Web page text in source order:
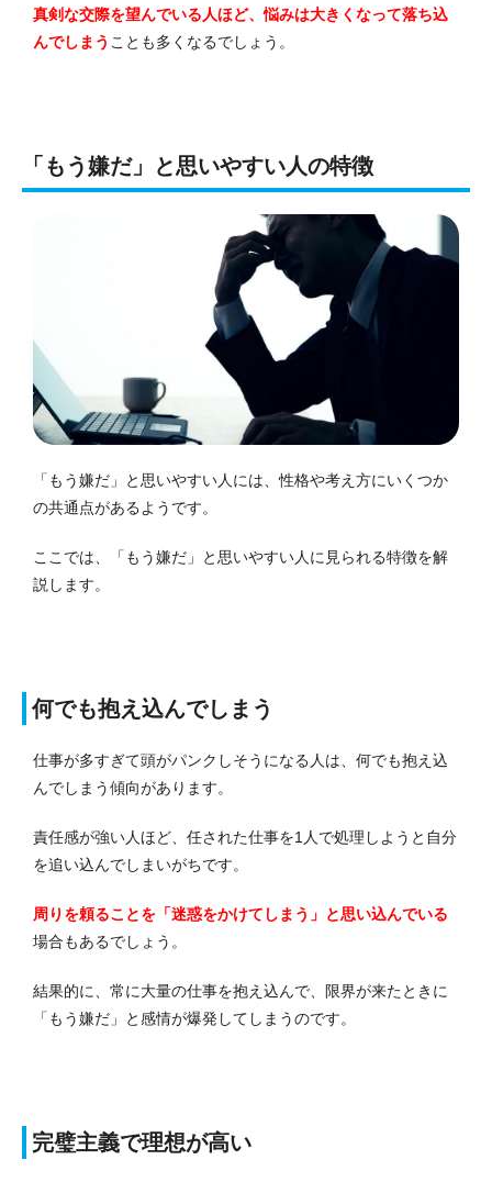
真剣な交際を望んでいる人ほど、悩みは大きくなって落ち込
んでしまう ことも多くなるでしょう。
「もう嫌だ」と思いやすい人の特徴
「もう嫌だ」と思いやすい人には、性格や考え方にいくつか
の共通点があるようです。
ここでは、「もう嫌だ」と思いやすい人に見られる特徴を解
説します。
何でも抱え込んでしまう
仕事が多すぎて頭がパンクしそうになる人は、何でも抱え込
んでしまう傾向があります。
責任感が強い人ほど、任された仕事を1人で処理しようと自分
を追い込んでしまいがちです。
周りを頼ることを「迷惑をかけてしまう」と思い込んでいる
場合もあるでしょう。
結果的に、常に大量の仕事を抱え込んで、限界が来たときに
「もう嫌だ」と感情が爆発してしまうのです。
完璧主義で理想が高い